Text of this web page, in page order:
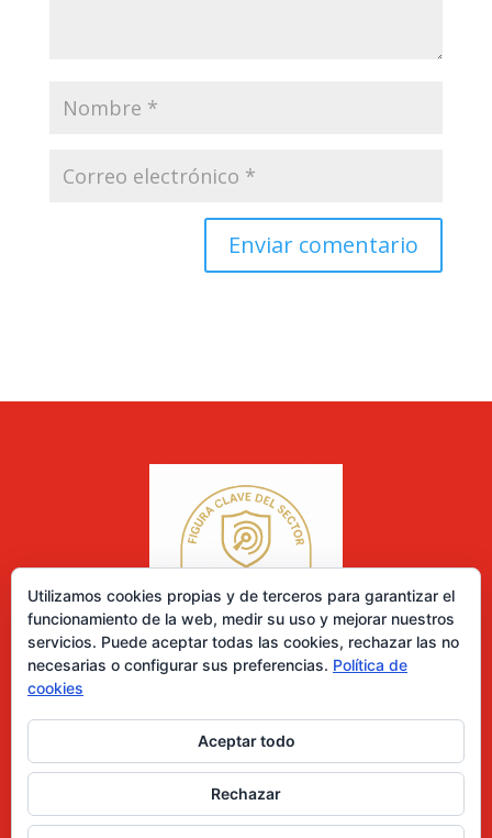
0 elementos
Desarrollado por Diseñador web para empresas
Utilizamos cookies propias y de terceros para garantizar el
funcionamiento de la web, medir su uso y mejorar nuestros
servicios. Puede aceptar todas las cookies, rechazar las no
necesarias o configurar sus preferencias. Política de
cookies
Aceptar todo
Rechazar